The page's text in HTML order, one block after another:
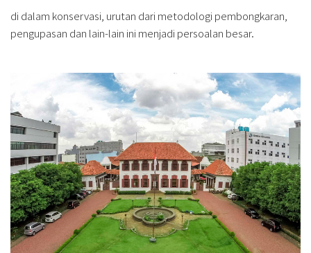
di dalam konservasi, urutan dari metodologi pembongkaran,
pengupasan dan lain-lain ini menjadi persoalan besar.